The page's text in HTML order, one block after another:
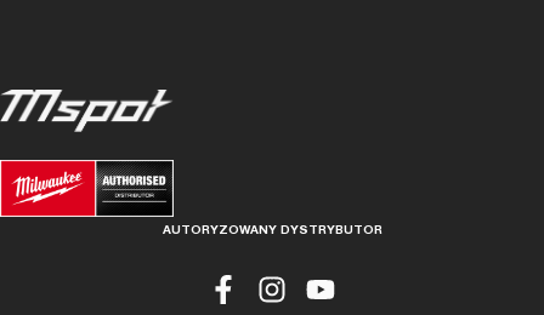
AUTORYZOWANY DYSTRYBUTOR